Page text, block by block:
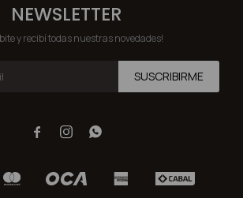
NEWSLETTER
y recibí todas nuestras novedades!
SUSCRIBIRME
  